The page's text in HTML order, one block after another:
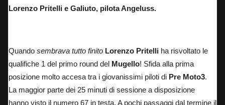
Lorenzo Pritelli e Galiuto, pilota Angeluss.
Quando sembrava tutto finito Lorenzo Pritelli ha risvoltato le
qualifiche 1 del primo round del Mugello! Sfida alla prima
posizione molto accesa tra i giovanissimi piloti di Pre Moto3.
La maggior parte dei 25 minuti di sessione a disposizione
hanno visto il numero 67 in testa. A pochi passaggi dal termine il